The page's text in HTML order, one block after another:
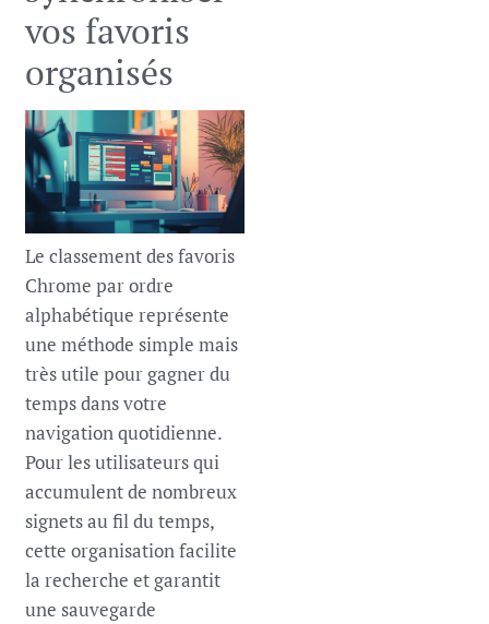
vos favoris
organisés
Le classement des favoris
Chrome par ordre
alphabétique représente
une méthode simple mais
très utile pour gagner du
temps dans votre
navigation quotidienne.
Pour les utilisateurs qui
accumulent de nombreux
signets au fil du temps,
cette organisation facilite
la recherche et garantit
une sauvegarde